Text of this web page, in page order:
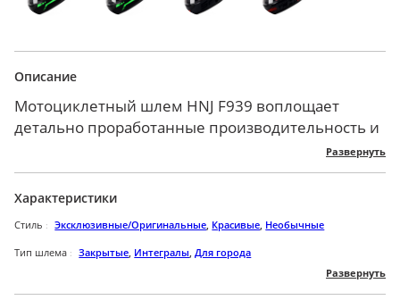
Описание
Мотоциклетный шлем HNJ F939 воплощает
детально проработанные производительность и
креативный дизайн. Его облегченный профиль
подарит комфорт во время скоростного
модели изготовлена из высококачественного
плотного АБС-пластика, чьи свойства
обеспечивают максимальную ударопрочность и
Развернуть
Характеристики
Стиль Эксклюзивные/Оригинальные, Красивые, Необычные
Тип шлема Закрытые, Интегралы,Для города
Развернуть